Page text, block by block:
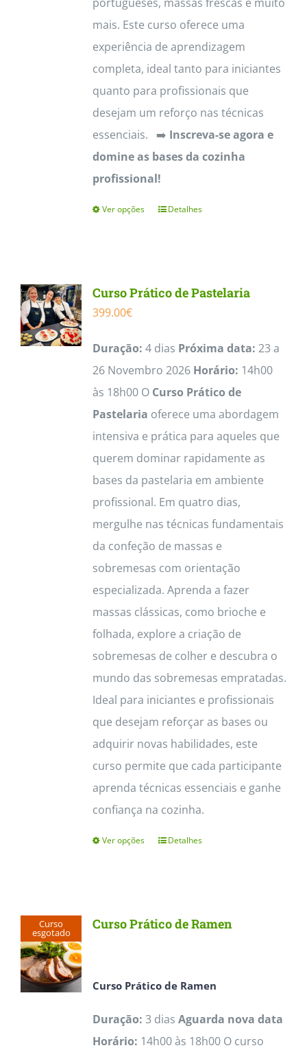
portugueses, massas frescas e muito
mais. Este curso oferece uma
experiência de aprendizagem
completa, ideal tanto para iniciantes
quanto para profissionais que
desejam um reforço nas técnicas
essenciais. ➡️ Inscreva-se agora e
domine as bases da cozinha
profissional!
Ver opções
This
variants.
options
may
be
chosen
on
the
product
page
Detalhes
Curso Prático de Pastelaria
399.00€
Duração: 4 dias Próxima data: 23 a
26 Novembro 2026 Horário: 14h00
às 18h00 O Curso Prático de
Pastelaria oferece uma abordagem
intensiva e prática para aqueles que
querem dominar rapidamente as
bases da pastelaria em ambiente
profissional. Em quatro dias,
mergulhe nas técnicas fundamentais
da confeção de massas e
sobremesas com orientação
especializada. Aprenda a fazer
massas clássicas, como brioche e
folhada, explore a criação de
sobremesas de colher e descubra o
mundo das sobremesas empratadas.
Ideal para iniciantes e profissionais
que desejam reforçar as bases ou
adquirir novas habilidades, este
curso permite que cada participante
aprenda técnicas essenciais e ganhe
confiança na cozinha.
Ver opções
This
variants.
be
chosen
Detalhes
Curso
esgotado
Curso Prático de Ramen
Curso Prático de Ramen
Duração: 3 dias Aguarda nova data
Horário: 14h00 às 18h00 O curso